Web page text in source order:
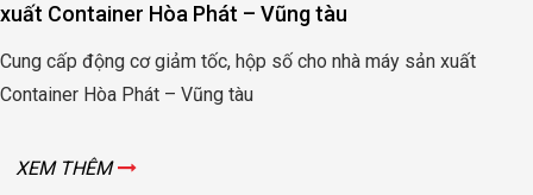
xuất Container Hòa Phát – Vũng tàu
Cung cấp động cơ giảm tốc, hộp số cho nhà máy sản xuất
Container Hòa Phát – Vũng tàu
XEM THÊM